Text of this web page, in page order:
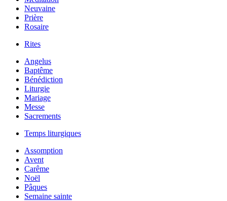
Neuvaine
Prière
Rosaire
Rites
Angelus
Baptême
Bénédiction
Liturgie
Mariage
Messe
Sacrements
Temps liturgiques
Assomption
Avent
Carême
Noël
Pâques
Semaine sainte